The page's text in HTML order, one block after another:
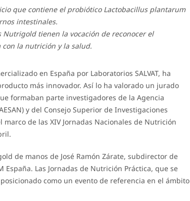
que contiene el probiótico Lactobacillus plantarum
intestinales.
Nutrigold tienen la vocación de reconocer el
la nutrición y la salud.
en España por Laboratorios SALVAT, ha
más innovador. Así lo ha valorado un jurado
formaban parte investigadores de la Agencia
y del Consejo Superior de Investigaciones
de las XIV Jornadas Nacionales de Nutrición
de manos de José Ramón Zárate, subdirector de
España. Las Jornadas de Nutrición Práctica, que se
como un evento de referencia en el ámbito